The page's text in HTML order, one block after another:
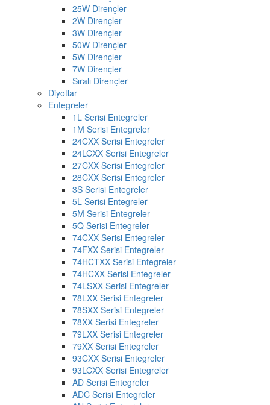
25W Dirençler
2W Dirençler
3W Dirençler
50W Dirençler
5W Dirençler
7W Dirençler
Sıralı Dirençler
Diyotlar
Entegreler
1L Serisi Entegreler
1M Serisi Entegreler
24CXX Serisi Entegreler
24LCXX Serisi Entegreler
27CXX Serisi Entegreler
28CXX Serisi Entegreler
3S Serisi Entegreler
5L Serisi Entegreler
5M Serisi Entegreler
5Q Serisi Entegreler
74CXX Serisi Entegreler
74FXX Serisi Entegreler
74HCTXX Serisi Entegreler
74HCXX Serisi Entegreler
74LSXX Serisi Entegreler
78LXX Serisi Entegreler
78SXX Serisi Entegreler
78XX Serisi Entegreler
79LXX Serisi Entegreler
79XX Serisi Entegreler
93CXX Serisi Entegreler
93LCXX Serisi Entegreler
AD Serisi Entegreler
ADC Serisi Entegreler